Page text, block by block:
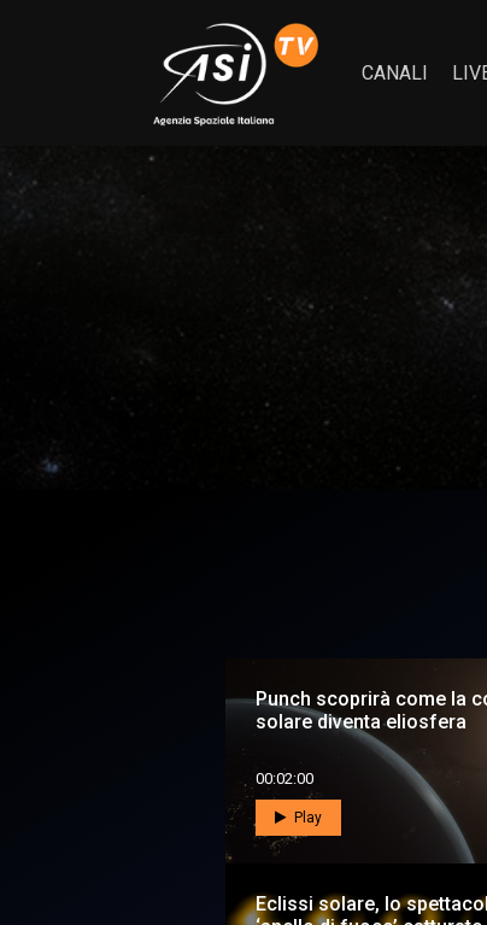
CANALI
Punch scoprirà come la
solare diventa eliosfera
00:02:00
Play
Eclissi solare, lo